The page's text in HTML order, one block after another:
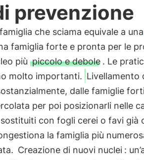
prevenzione
che sciama equivale a una
famiglia forte e pronta per le
più piccolo e debole . Le
molto importanti. Livellamento
dalle famiglie
per poi posizionarli nelle
con fogli cerei o favi già
la famiglia più
Creazione di nuovi nuclei :